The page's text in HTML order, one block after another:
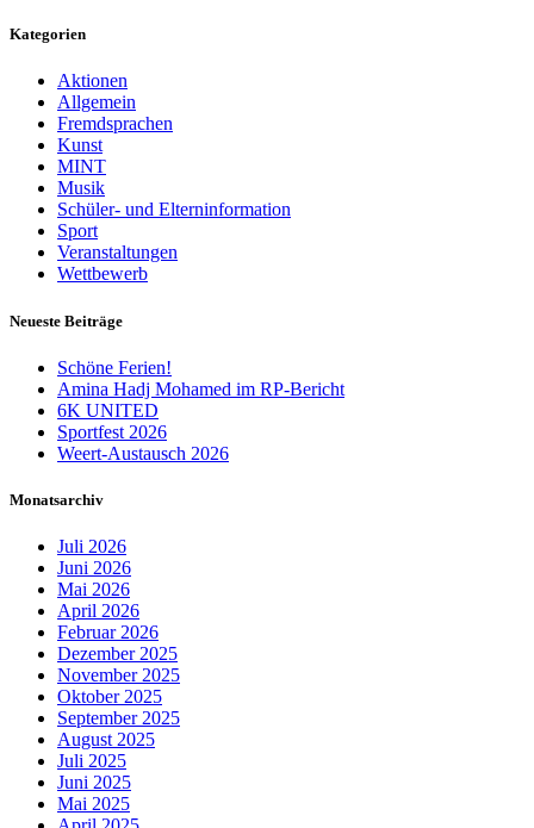
Kategorien
Aktionen
Allgemein
Fremdsprachen
Kunst
MINT
Musik
Schüler- und Elterninformation
Sport
Veranstaltungen
Wettbewerb
Neueste Beiträge
Schöne Ferien!
Amina Hadj Mohamed im RP-Bericht
6K UNITED
Sportfest 2026
Weert-Austausch 2026
Monatsarchiv
Juli 2026
Juni 2026
Mai 2026
April 2026
Februar 2026
Dezember 2025
November 2025
Oktober 2025
September 2025
August 2025
Juli 2025
Juni 2025
Mai 2025